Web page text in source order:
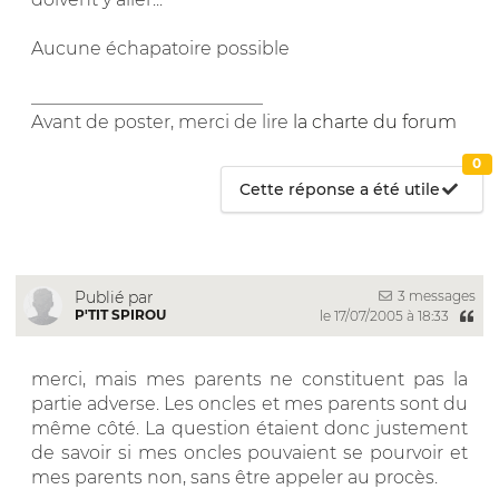
Aucune échapatoire possible
Avant de poster, merci de lire la charte du forum
Cette réponse a été utile
0
Publié par
P'TIT SPIROU
3 messages
le 17/07/2005 à 18:33
merci, mais mes parents ne constituent pas la
partie adverse. Les oncles et mes parents sont du
même côté. La question étaient donc justement
de savoir si mes oncles pouvaient se pourvoir et
mes parents non, sans être appeler au procès.